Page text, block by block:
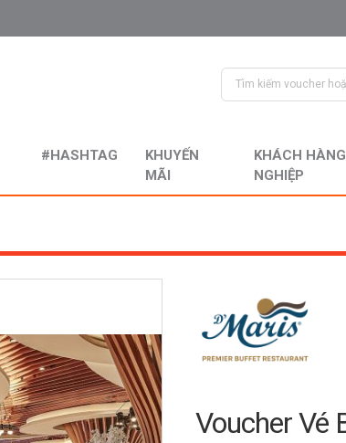
#HASHTAG
KHUYẾN
MÃI
KHÁCH
NGHIỆP
Voucher Vé